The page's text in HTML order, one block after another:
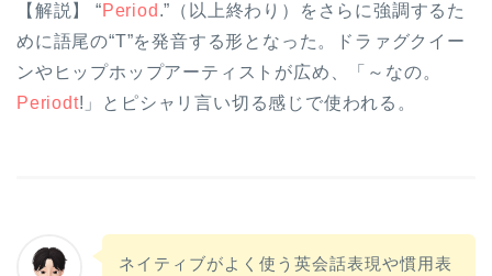
【解説】 “Period .”（以上終わり）をさらに強調するた
めに語尾の“T”を発音する形となった。ドラァグクイー
ンやヒップホップアーティストが広め、「～なの。
Periodt!」とピシャリ言い切る感じで使われる。
ネイティブがよく使う英会話表現や慣用表